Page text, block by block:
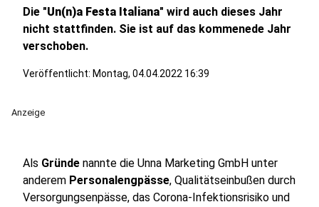
Die "Un(n)a Festa Italiana" wird auch dieses Jahr
nicht stattfinden. Sie ist auf das kommenede Jahr
verschoben.
Veröffentlicht: Montag, 04.04.2022 16:39
Anzeige
Als Gründe nannte die Unna Marketing GmbH unter
anderem Personalengpässe, Qualitätseinbußen durch
Versorgungsenpässe, das Corona-Infektionsrisiko und